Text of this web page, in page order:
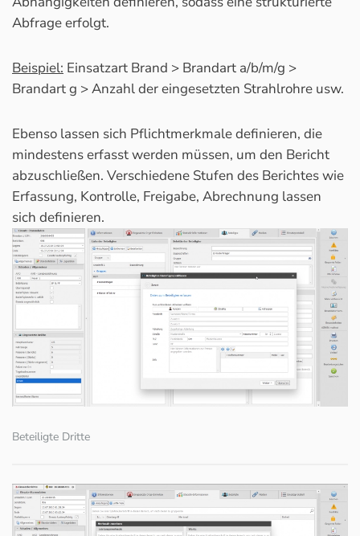
Abfrage erfolgt.
Beispiel: Einsatzart Brand > Brandart a/b/m/g >
Brandart g > Anzahl der eingesetzten Strahlrohre usw.
Ebenso lassen sich Pflichtmerkmale definieren, die
mindestens erfasst werden müssen, um den Bericht
abzuschließen. Verschiedene Stufen des Berichtes wie
Erfassung, Kontrolle, Freigabe, Abrechnung lassen
sich definieren.
Beteiligte Dritte